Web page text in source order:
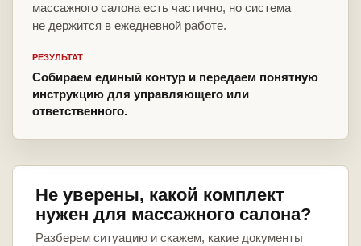
массажного салона есть частично, но система
не держится в ежедневной работе.
РЕЗУЛЬТАТ
Собираем единый контур и передаем понятную
инструкцию для управляющего или
ответственного.
Не уверены, какой комплект
нужен для массажного салона?
Разберем ситуацию и скажем, какие документы